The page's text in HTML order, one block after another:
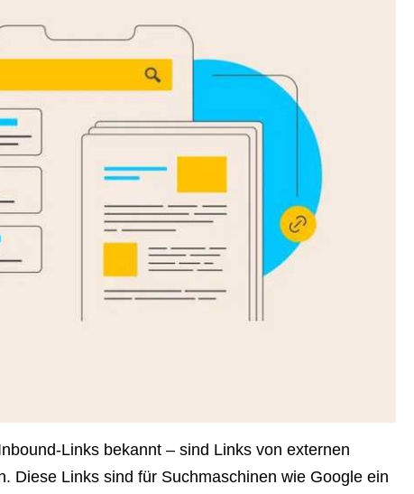
Links bekannt – sind Links von externen
Diese Links sind für Suchmaschinen wie Google ein